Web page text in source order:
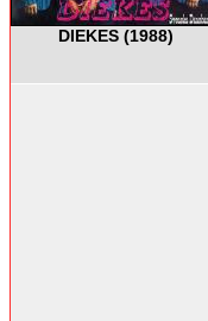
DIEKES (1988)